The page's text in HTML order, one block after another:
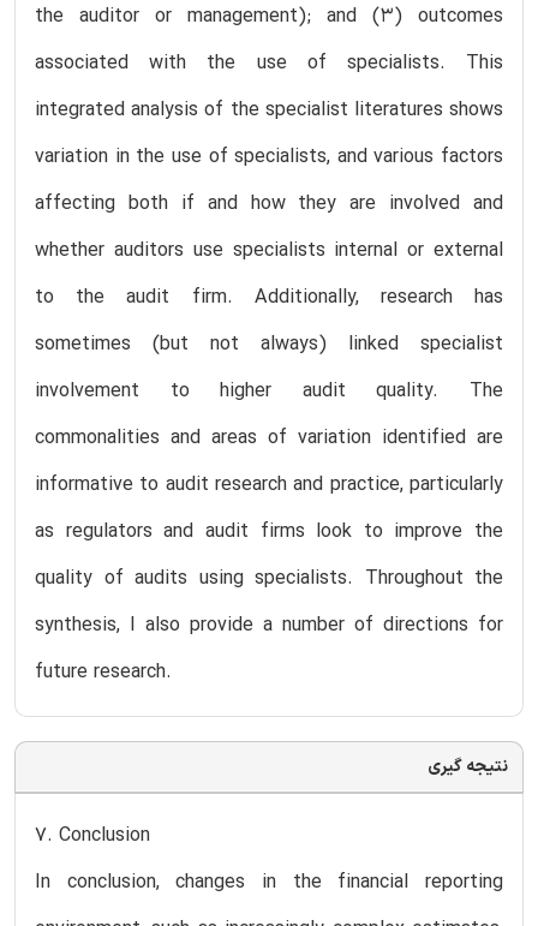
the auditor or management); and (3) outcomes
associated with the use of specialists. This
integrated analysis of the specialist literatures shows
variation in the use of specialists, and various factors
affecting both if and how they are involved and
whether auditors use specialists internal or external
to the audit firm. Additionally, research has
sometimes (but not always) linked specialist
involvement to higher audit quality. The
commonalities and areas of variation identified are
informative to audit research and practice, particularly
as regulators and audit firms look to improve the
quality of audits using specialists. Throughout the
synthesis, I also provide a number of directions for
future research.
نتیجه گیری
7. Conclusion
In conclusion, changes in the financial reporting